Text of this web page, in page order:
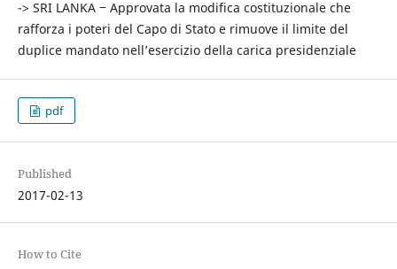
-> SRI LANKA ‒ Approvata la modifica costituzionale che
rafforza i poteri del Capo di Stato e rimuove il limite del
duplice mandato nell’esercizio della carica presidenziale
pdf
Published
2017-02-13
How to Cite